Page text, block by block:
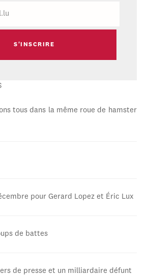
tous dans la même roue de hamster
pour Gerard Lopez et Éric Lux
de battes
de presse et un milliardaire défunt